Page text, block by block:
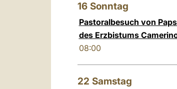
16 Sonntag
Pastoralbesuch von
des Erzbistums
08:00
22 Samstag